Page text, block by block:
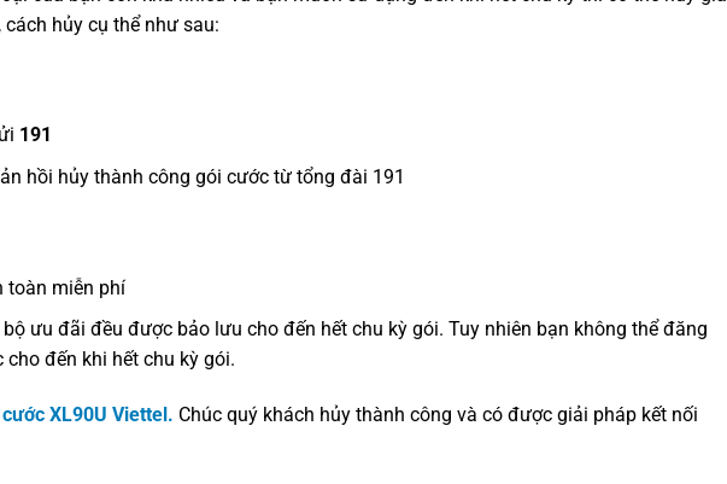
hủy cụ thể như sau:
191
hồi hủy thành công gói cước từ tổng đài 191
toàn miễn phí
ưu đãi đều được bảo lưu cho đến hết chu kỳ gói. Tuy nhiên bạn không thể đăng
cho đến khi hết chu kỳ gói.
XL90U Viettel. Chúc quý khách hủy thành công và có được giải pháp kết nối